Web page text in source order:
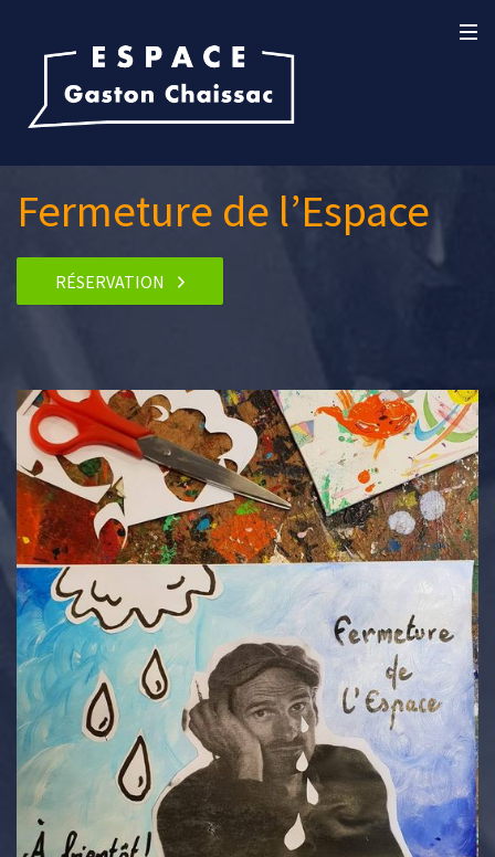
Fermeture de l’Espace
RÉSERVATION